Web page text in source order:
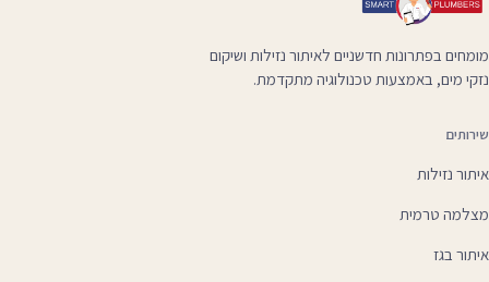
מומחים בפתרונות חדשניים לאיתור נזילות ושיקום
נזקי מים, באמצעות טכנולוגיה מתקדמת.
שירותים
איתור נזילות
מצלמה טרמית
איתור בגז